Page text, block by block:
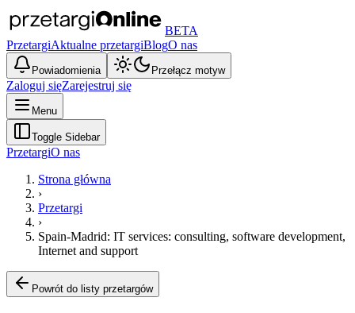
BETA
PrzetargiAktualne przetargiBlogO nas
Powiadomienia Przełącz motyw
Zaloguj sięZarejestruj się
Menu
Toggle Sidebar
PrzetargiO nas
Strona główna
›
Przetargi
›
Spain-Madrid: IT services: consulting, software development,
Internet and support
Powrót do listy przetargów